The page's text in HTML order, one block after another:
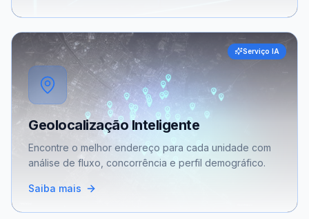
Serviço IA
Geolocalização Inteligente
Encontre o melhor endereço para cada unidade com
análise de fluxo, concorrência e perfil demográfico.
Saiba mais